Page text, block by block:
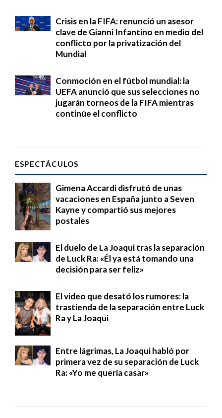
Crisis en la FIFA: renunció un asesor
clave de Gianni Infantino en medio del
conflicto por la privatización del
Mundial
Conmoción en el fútbol mundial: la
UEFA anunció que sus selecciones no
jugarán torneos de la FIFA mientras
continúe el conflicto
ESPECTÁCULOS
Gimena Accardi disfrutó de unas
vacaciones en España junto a Seven
Kayne y compartió sus mejores
postales
El duelo de La Joaqui tras la separación
de Luck Ra: «Él ya está tomando una
decisión para ser feliz»
El video que desató los rumores: la
trastienda de la separación entre Luck
Ra y La Joaqui
Entre lágrimas, La Joaqui habló por
primera vez de su separación de Luck
Ra: «Yo me quería casar»